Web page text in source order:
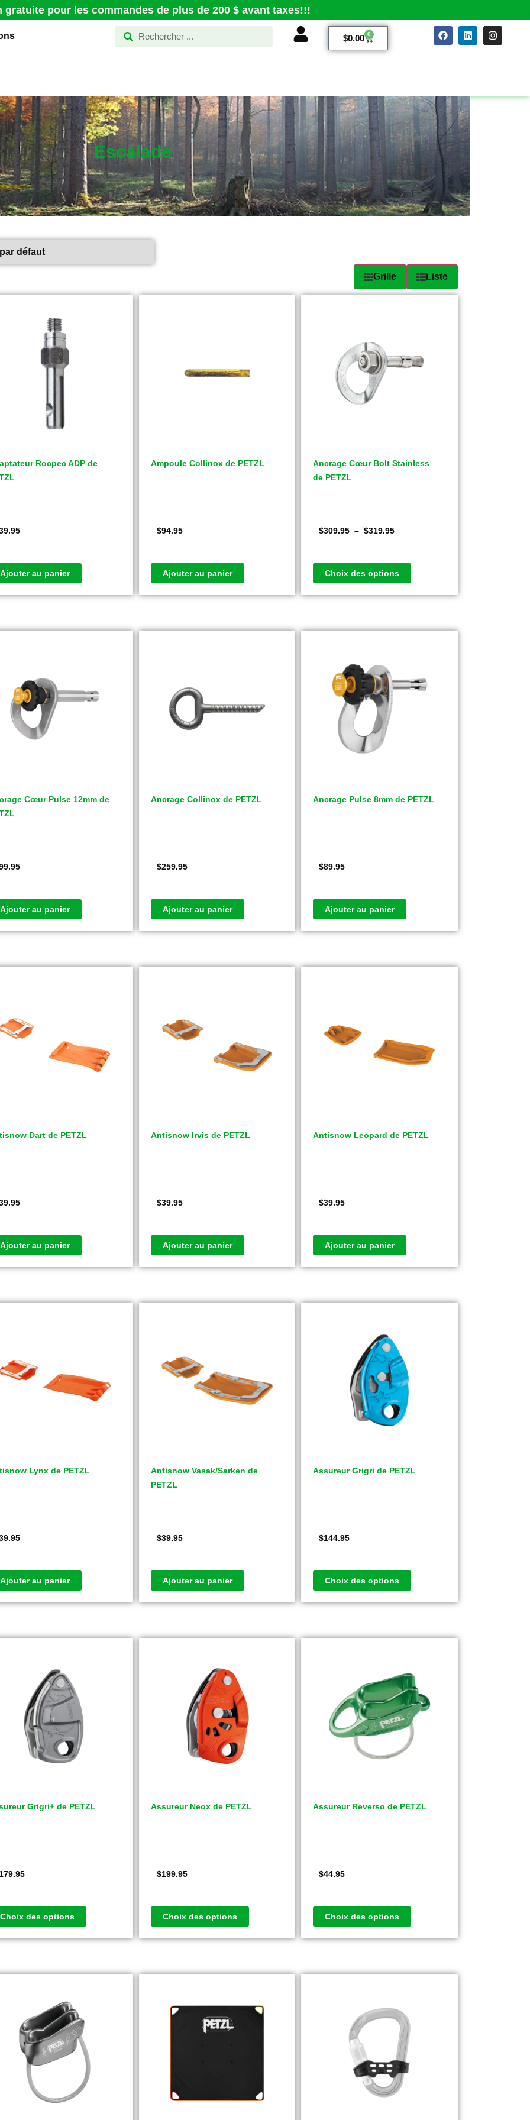
gratuite pour les commandes de plus de 200 $ avant taxes!!!
$0.00 0
Escalade
Grille Liste
Rocpec ADP de
Ajouter au panier
Ampoule Collinox de PETZL
$94.95
Ajouter au panier
Ancrage Cœur Bolt Stainless
de PETZL
$309.95 – $319.95
Choix des options
Cœur Pulse 12mm de
Ajouter au panier
Ancrage Collinox de PETZL
$259.95
Ajouter au panier
Ancrage Pulse 8mm de PETZL
$89.95
Ajouter au panier
Dart de PETZL
Ajouter au panier
Antisnow Irvis de PETZL
$39.95
Ajouter au panier
Antisnow Leopard de PETZL
$39.95
Ajouter au panier
Lynx de PETZL
Ajouter au panier
Antisnow Vasak/Sarken de
PETZL
$39.95
Ajouter au panier
Assureur Grigri de PETZL
$144.95
Choix des options
Grigri+ de PETZL
Choix des options
Assureur Neox de PETZL
$199.95
Choix des options
Assureur Reverso de PETZL
$44.95
Choix des options